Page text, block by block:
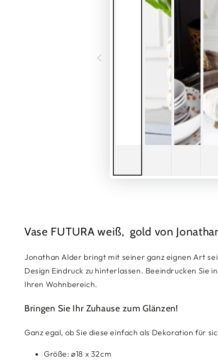
Vase FUTURA weiß, gold von
Jonathan Alder bringt mit seiner ganz eignen Art
Design Eindruck zu hinterlassen. Beeindrucken Sie
Ihren Wohnbereich.
Bringen Sie Ihr Zuhause zum Glänzen!
Ganz egal, ob Sie diese einfach als Dekoration für
Größe: ø18 x 32cm